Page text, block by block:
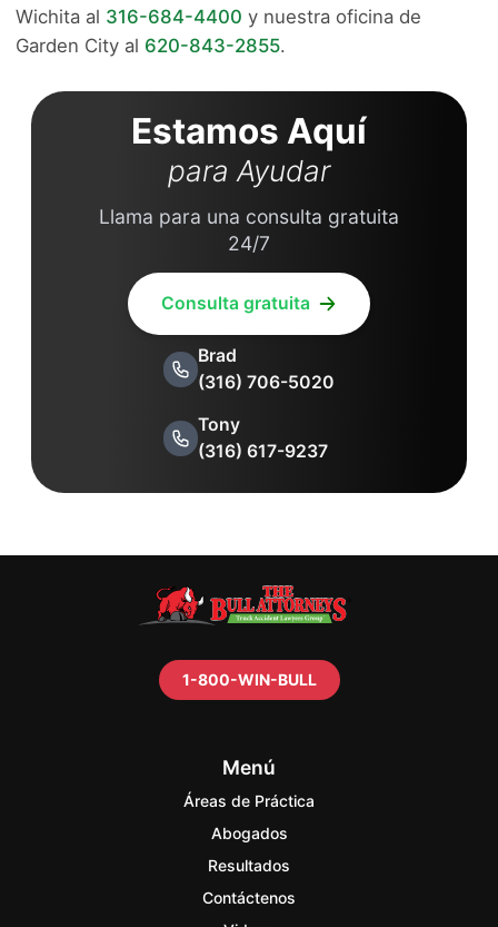
Wichita al 316-684-4400 y nuestra oficina de
Garden City al 620-843-2855.
Estamos Aquí
para Ayudar
Llama para una consulta gratuita
24/7
Consulta gratuita
Brad
(316) 706-5020
Tony
(316) 617-9237
1-800-WIN-BULL
Menú
Áreas de Práctica
Abogados
Resultados
Contáctenos